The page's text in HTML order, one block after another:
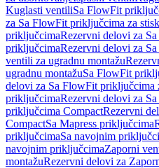
Kuglasti ventiliSa FlowFit
za Sa FlowFit priključcima za
priključcimaRezervni delovi za
priključcimaRezervni delovi za
ventili za ugradnu montažu
ugradnu montažuSa FlowFit
delovi za Sa FlowFit priključcima
priključcimaRezervni delovi za
priključcima CompactRezervni
CompactSa Mapress priključcima
priključcimaSa navojnim
navojnim priključcimaZaporni
montažuRezervni delovi za